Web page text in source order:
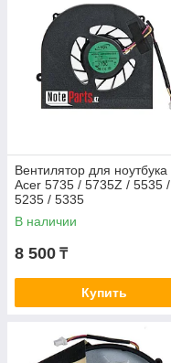
Вентилятор для ноутбука
Acer 5735 / 5735Z / 5535 /
5235 / 5335
В наличии
8 500 ₸
Купить